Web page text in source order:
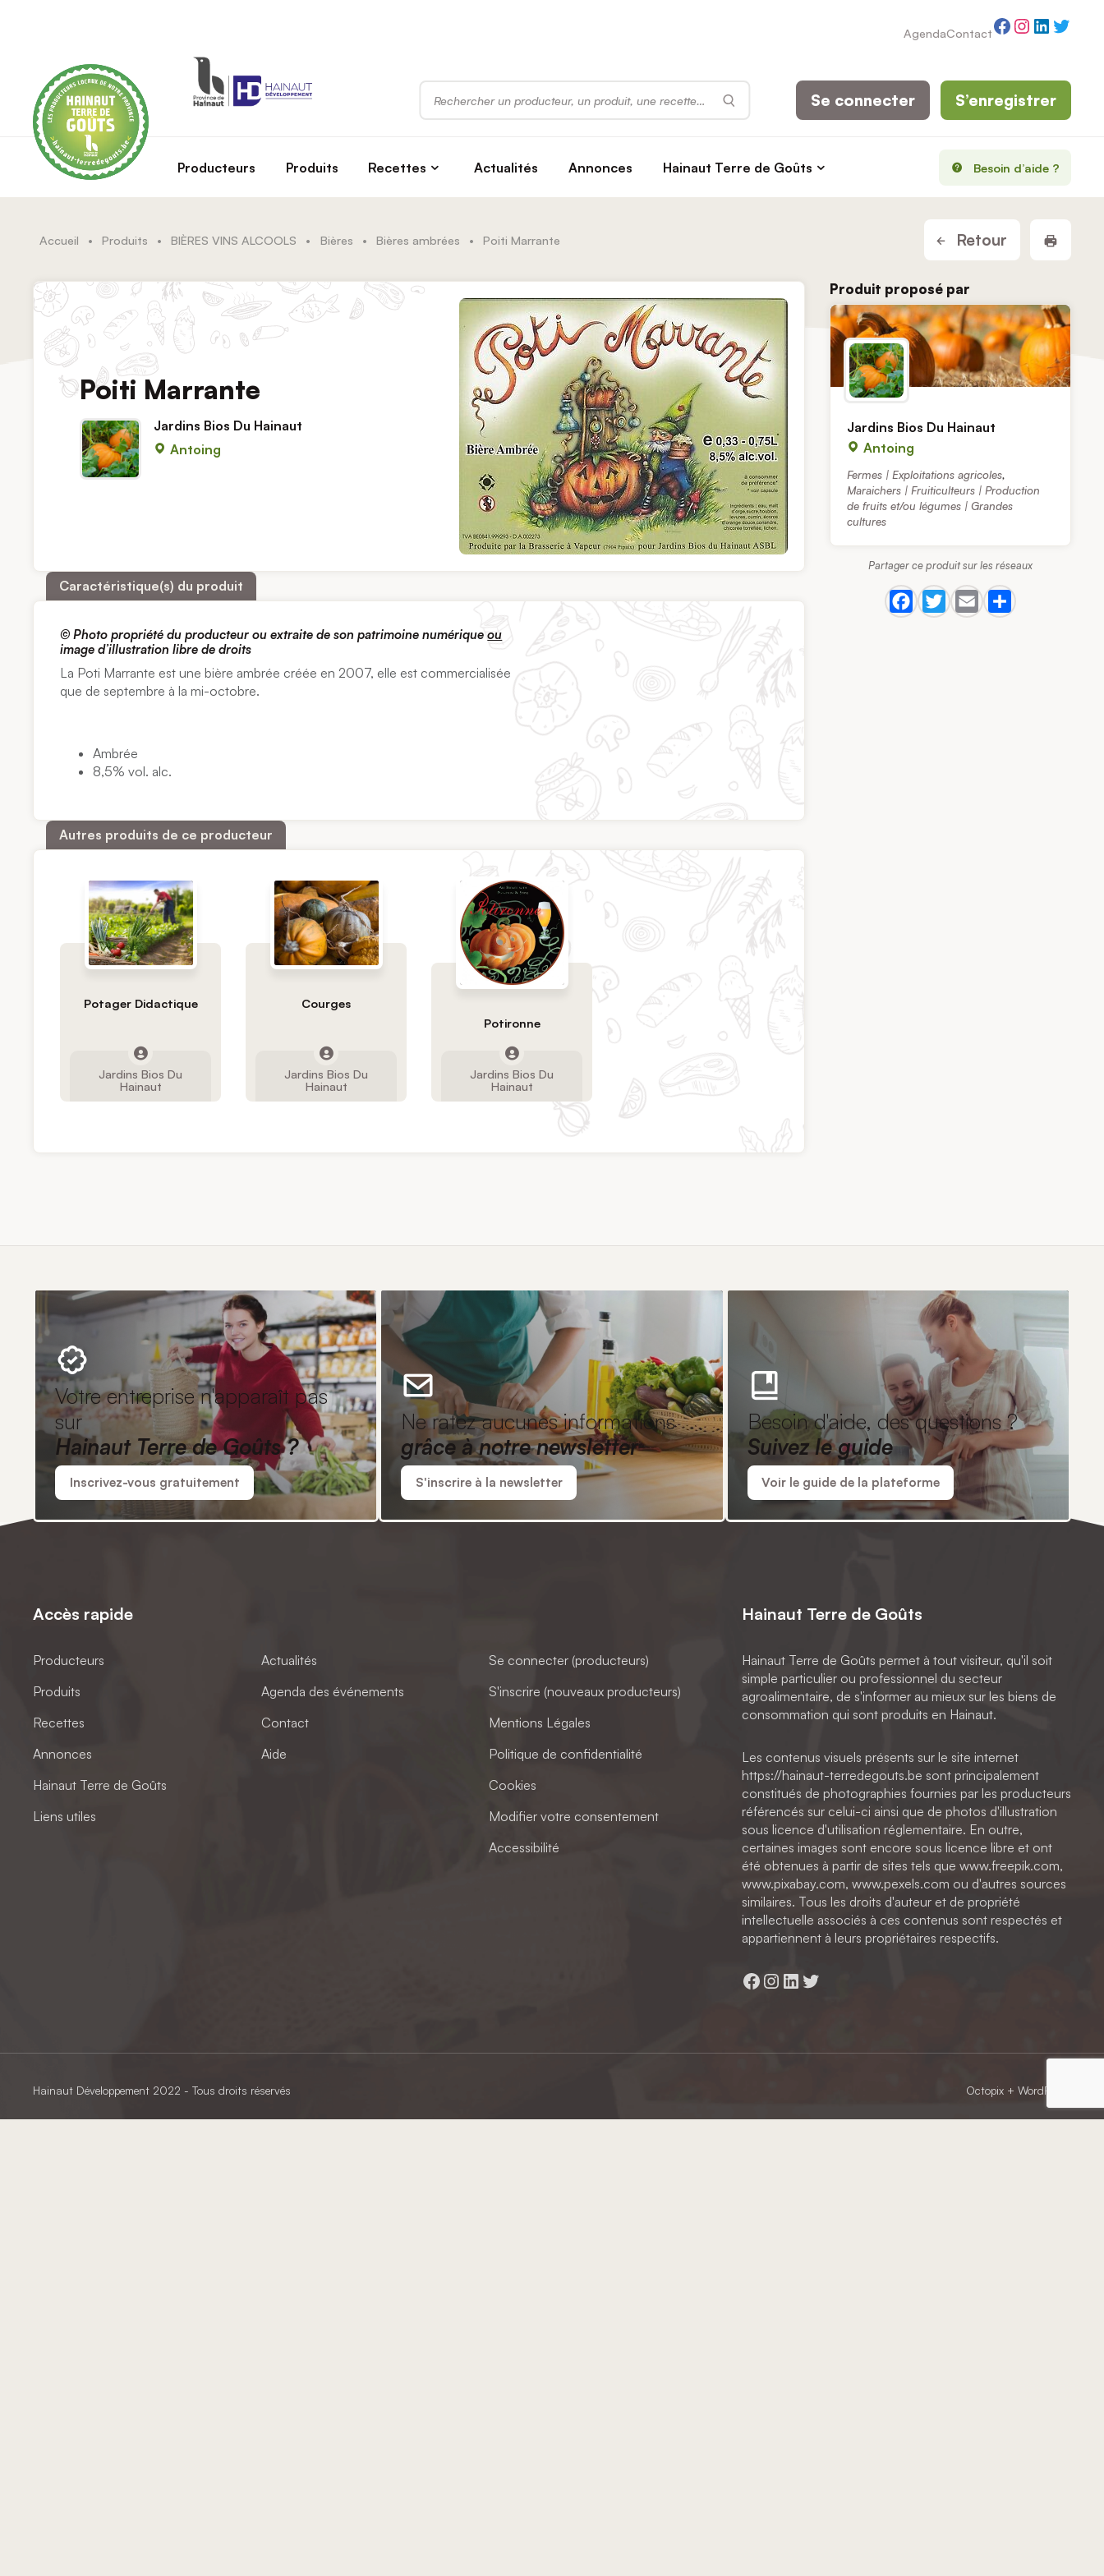
AgendaContactFacebook
Instagram
Rechercher
Producteurs Produits Recettes Actualités Annonces Hainaut Terre de Goûts Besoin d’aide ?
Se connecter S’enregistrer
Accueil • Produits • BIÈRES VINS ALCOOLS • Bières • Bières ambrées • Poiti Marrante Retour
Poiti Marrante
Jardins Bios Du Hainaut
Antoing
Caractéristique(s) du produit
©Photo propriété du producteur ou extraite de son patrimoine numériqueou
image d’illustration libre de droits
La Poti Marrante est une bière ambrée créée en 2007, elle est commercialisée
que de septembre à la mi-octobre.
Ambrée
8,5% vol. alc.
Autres produits de ce producteur
Potager Didactique
Jardins Bios Du
Hainaut
Courges
Jardins Bios Du
Hainaut
Potironne
Jardins Bios Du
Hainaut
Produit proposé par
Jardins Bios Du Hainaut
Antoing
Fermes | Exploitations agricoles,
Maraichers | Fruiticulteurs | Production
de fruits et/ou légumes | Grandes
cultures
Partager ce produit sur les réseaux
Votre entreprise n'apparaît pas
sur
Hainaut Terre de Goûts ?
Inscrivez-vous gratuitement
Ne ratez aucunes informations
grâce à notre newsletter
S'inscrire à la newsletter
Besoin d'aide, des questions ?
Suivez le guide
Voir le guide de la plateforme
Accès rapide
Producteurs
Produits
Recettes
Annonces
Hainaut Terre de Goûts
Liens utiles
Actualités
Agenda des événements
Contact
Aide
Se connecter (producteurs)
S'inscrire (nouveaux producteurs)
Mentions Légales
Politique de confidentialité
Cookies
Modifier votre consentement
Accessibilité
Hainaut Terre de Goûts
Hainaut Terre de Goûts permet à tout visiteur, qu'il soit
simple particulier ou professionnel du secteur
agroalimentaire, de s'informer au mieux sur les biens de
consommation qui sont produits en Hainaut.
Les contenus visuels présents sur le site internet
https://hainaut-terredegouts.be sont principalement
constitués de photographies fournies par les producteurs
référencés sur celui-ci ainsi que de photos d'illustration
sous licence d'utilisation réglementaire. En outre,
certaines images sont encore sous licence libre et ont
été obtenues à partir de sites tels que www.freepik.com,
www.pixabay.com, www.pexels.com ou d'autres sources
similaires. Tous les droits d'auteur et de propriété
intellectuelle associés à ces contenus sont respectés et
appartiennent à leurs propriétaires respectifs.
Facebook
Instagram
LinkedIn
Twitter
Hainaut Développement 2022 - Tous droits réservés Octopix+ WordPress